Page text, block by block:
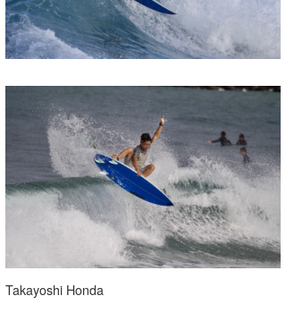
Takayoshi Honda